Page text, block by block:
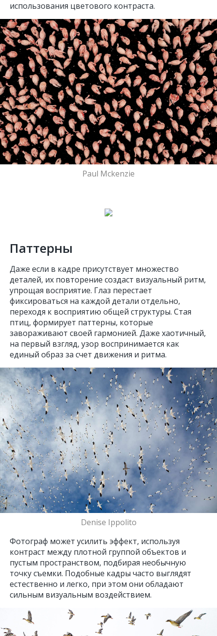
использования цветового контраста.
Paul Mckenzie
Паттерны
Даже если в кадре присутствует множество
деталей, их повторение создаст визуальный ритм,
упрощая восприятие. Глаз перестает
фиксироваться на каждой детали отдельно,
переходя к восприятию общей структуры. Стая
птиц, формирует паттерны, которые
завораживают своей гармонией. Даже хаотичный,
на первый взгляд, узор воспринимается как
единый образ за счет движения и ритма.
Denise Ippolito
Фотограф может усилить эффект, используя
контраст между плотной группой объектов и
пустым пространством, подбирая необычную
точку съемки. Подобные кадры часто выглядят
естественно и легко, при этом они обладают
сильным визуальным воздействием.